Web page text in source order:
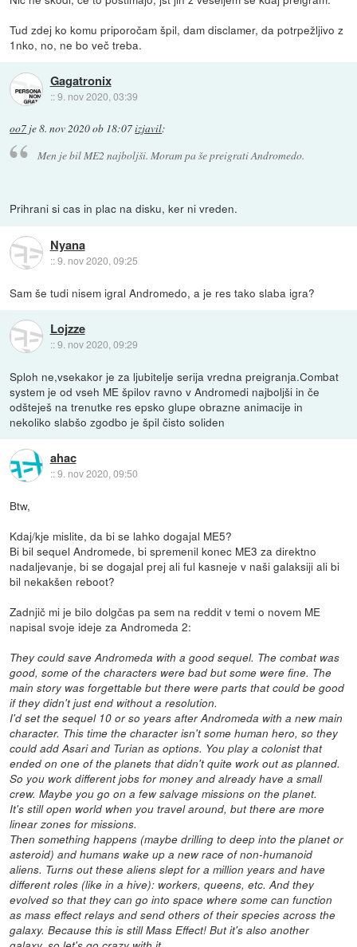
Tud zdej ko komu priporočam špil, dam disclamer, da potrpežljivo z
1nko, no, ne bo več treba.
Gagatronix
::9. nov 2020, 03:39
oo7 je8. nov 2020 ob 18:07izjavil:
Men je bil ME2 najboljši. Moram pa še preigrati Andromedo.
Prihrani si cas in plac na disku, ker ni vreden.
Nyana
::9. nov 2020, 09:25
Sam še tudi nisem igral Andromedo, a je res tako slaba igra?
Lojzze
::9. nov 2020, 09:29
Sploh ne,vsekakor je za ljubitelje serija vredna preigranja.Combat
system je od vseh ME špilov ravno v Andromedi najboljši in če
odšteješ na trenutke res epsko glupe obrazne animacije in
nekoliko slabšo zgodbo je špil čisto soliden
ahac
::9. nov 2020, 09:50
Btw,
Kdaj/kje mislite, da bi se lahko dogajal ME5?
Bi bil sequel Andromede, bi spremenil konec ME3 za direktno
nadaljevanje, bi se dogajal prej ali ful kasneje v naši galaksiji ali bi
bil nekakšen reboot?
Zadnjič mi je bilo dolgčas pa sem na reddit v temi o novem ME
napisal svoje ideje za Andromeda 2:
They could save Andromeda with a good sequel. The combat was
good, some of the characters were bad but some were fine. The
main story was forgettable but there were parts that could be good
if they didn't just end without a resolution.
I'd set the sequel 10 or so years after Andromeda with a new main
character. This time the character isn't some human hero, so they
could add Asari and Turian as options. You play a colonist that
ended on one of the planets that didn't quite work out as planned.
So you work different jobs for money and already have a small
crew. Maybe you go on a few salvage missions on the planet.
It's still open world when you travel around, but there are more
linear zones for missions.
Then something happens (maybe drilling to deep into the planet or
asteroid) and humans wake up a new race of non-humanoid
aliens. Turns out these aliens slept for a million years and have
different roles (like in a hive): workers, queens, etc. And they
evolved so that they can go into space where some can function
as mass effect relays and send others of their species across the
galaxy. Because this is still Mass Effect! But it's also another